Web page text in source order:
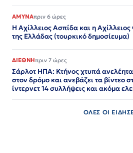
ΑΜΥΝΑπριν 6 ώρες
Η Αχίλλειος Ασπίδα και η
της Ελλάδας (τουρκικό δημοσίευμα)
ΔΙΕΘΝΗπριν 7 ώρες
Σάρλοτ ΗΠΑ: Κτήνος χτυπά
στον δρόμο και ανεβάζει τα βίντεο
ίντερνετ 14 συλλήψεις και ακόμα
ΟΛΕΣ ΟΙ